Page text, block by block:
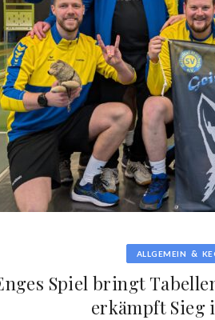
ALLGEMEIN &
Spiel bringt
erkämpft Sieg